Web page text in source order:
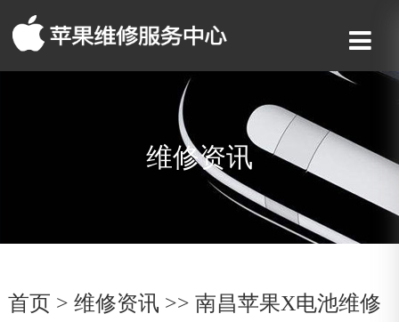
维修资讯
首页 > 维修资讯 >> 南昌苹果X电池维修